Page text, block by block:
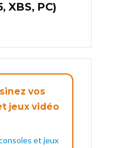
XBS, PC)
vos
jeux vidéo